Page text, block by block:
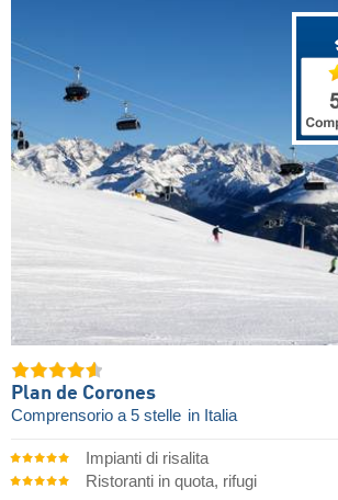
Plan de Corones
Comprensorio a 5 stelle in Italia
Impianti di risalita
Ristoranti in quota, rifugi